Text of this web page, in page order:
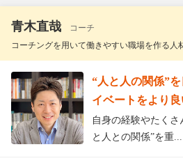
青木直哉
コーチ
コーチングを用いて働きやすい職場を作る人
“人と人の関係”
イベートをより
自身の経験やたくさ
と人との関係”を重...